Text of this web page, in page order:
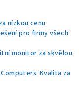
nízkou cenu
pro firmy všech
monitor za skvělou
Kvalita za